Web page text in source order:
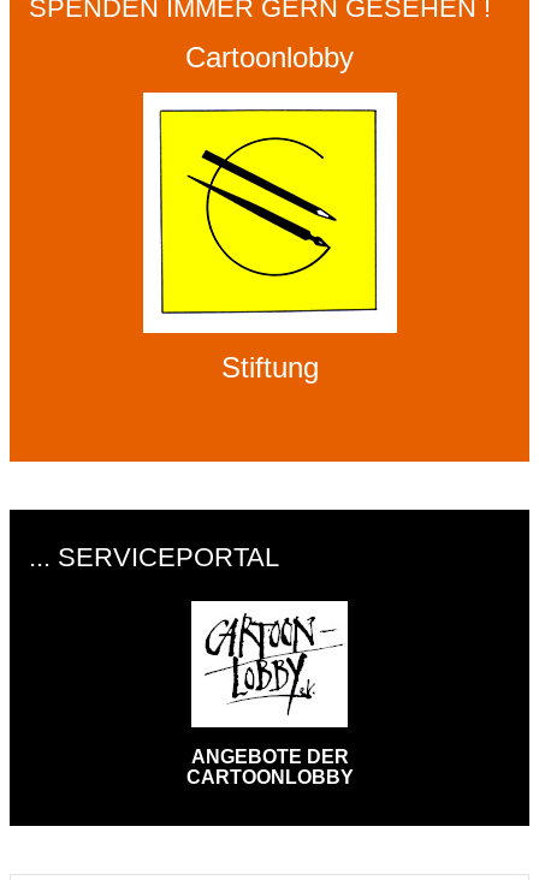
SPENDEN IMMER GERN GESEHEN !
Cartoonlobby
Stiftung
... SERVICEPORTAL
ANGEBOTE DER
CARTOONLOBBY